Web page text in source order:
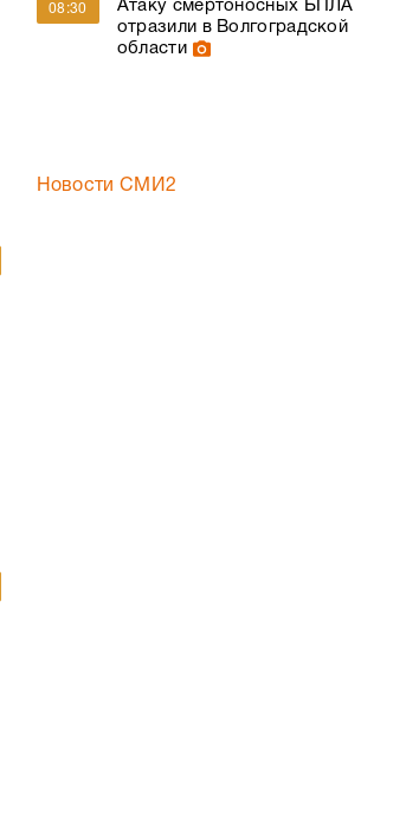
08:30
Атаку смертоносных БПЛА
отразили в Волгоградской
области
Новости СМИ2